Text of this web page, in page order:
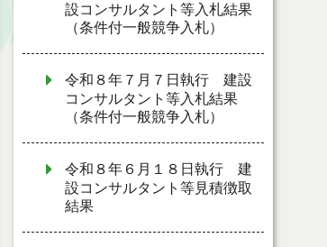
設コンサルタント等入札結果
（条件付一般競争入札）
令和８年７月７日執行 建設
コンサルタント等入札結果
（条件付一般競争入札）
令和８年６月１８日執行 建
設コンサルタント等見積徴取
結果